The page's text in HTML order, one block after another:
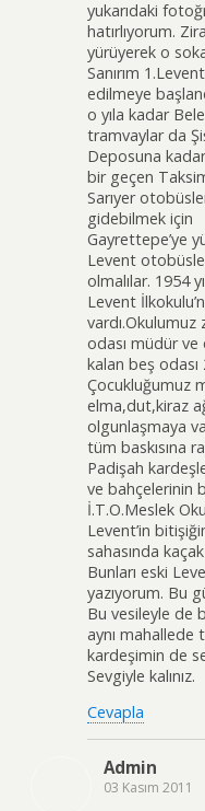
yukarıdaki
hatırlıyorum.
yürüyerek o
Sanırım
edilmeye
o yıla kadar
tramvaylar da
Deposuna kadar
bir geçen
Sarıyer
gidebilmek için
Gayrettepe’ye
Levent
olmalılar. 1954
Levent
odası müdür
kalan beş odası
Çocukluğumuz
elma,dut,kiraz
olgunlaşmaya
tüm baskısına
Padişah
ve bahçelerinin
İ.T.O.Meslek
Levent’in
sahasında
Bunları eski
yazıyorum. Bu
Bu vesileyle de
aynı
kardeşimin de
Sevgiyle kalınız.
Cevapla
Admin
03 Kasım 2011